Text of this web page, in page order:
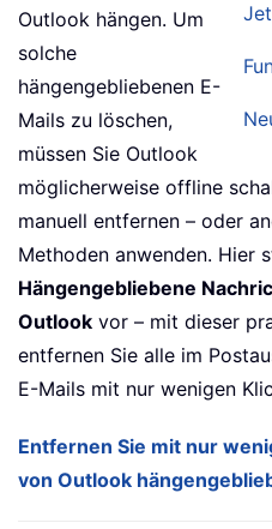
Outlook hängen. Um
solche
hängengebliebenen E-
Mails zu löschen,
müssen Sie Outlook
möglicherweise offline
manuell entfernen – oder
Methoden anwenden. Hier
Hängengebliebene
Outlook vor – mit dieser
entfernen Sie alle im
E-Mails mit nur wenigen
Entfernen Sie mit nur
von Outlook